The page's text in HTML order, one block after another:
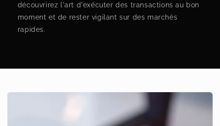
découvrirez l'art d'exécuter des transactions au bon
moment et de rester vigilant sur des marchés
rapides.